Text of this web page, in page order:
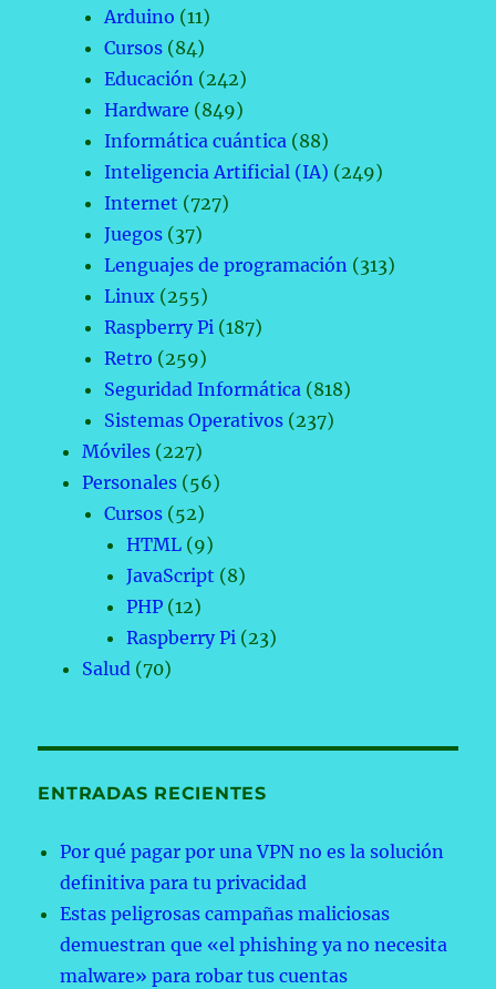
Arduino (11)
Cursos (84)
Educación (242)
Hardware (849)
Informática cuántica (88)
Inteligencia Artificial (IA) (249)
Internet (727)
Juegos (37)
Lenguajes de programación (313)
Linux (255)
Raspberry Pi (187)
Retro (259)
Seguridad Informática (818)
Sistemas Operativos (237)
Móviles (227)
Personales (56)
Cursos (52)
HTML (9)
JavaScript (8)
PHP (12)
Raspberry Pi (23)
Salud (70)
ENTRADAS RECIENTES
Por qué pagar por una VPN no es la solución
definitiva para tu privacidad
Estas peligrosas campañas maliciosas
demuestran que «el phishing ya no necesita
malware» para robar tus cuentas